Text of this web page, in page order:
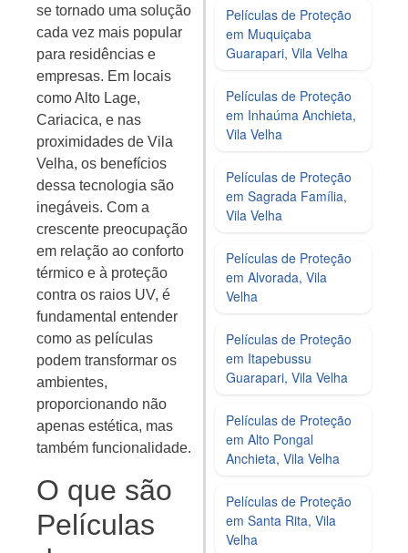
se tornado uma solução
cada vez mais popular
para residências e
empresas. Em locais
como Alto Lage,
Cariacica, e nas
proximidades de Vila
Velha, os benefícios
dessa tecnologia são
inegáveis. Com a
crescente preocupação
em relação ao conforto
térmico e à proteção
contra os raios UV, é
fundamental entender
como as películas
podem transformar os
ambientes,
proporcionando não
apenas estética, mas
também funcionalidade.
O que são
Películas
Películas de Proteção
em Muquiçaba
Guarapari, Vila Velha
Películas de Proteção
em Inhaúma Anchieta,
Vila Velha
Películas de Proteção
em Sagrada Família,
Vila Velha
Películas de Proteção
em Alvorada, Vila
Velha
Películas de Proteção
em Itapebussu
Guarapari, Vila Velha
Películas de Proteção
em Alto Pongal
Anchieta, Vila Velha
Películas de Proteção
em Santa Rita, Vila
Velha